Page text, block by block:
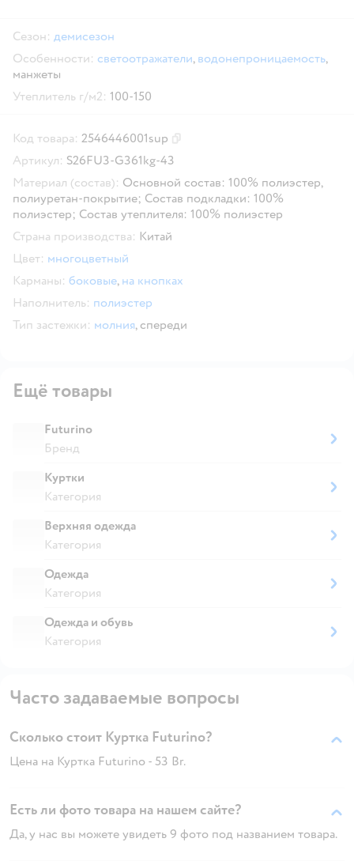
Сезон: демисезон
Особенности: светоотражатели, водонепроницаемость,
манжеты
Утеплитель г/м2: 100-150
Код товара: 2546446001sup
Артикул: S26FU3-G361kg-43
Материал (состав): Основной состав: 100% полиэстер,
полиуретан-покрытие; Состав подкладки: 100%
полиэстер; Состав утеплителя: 100% полиэстер
Страна производства: Китай
Цвет: многоцветный
Карманы: боковые, на кнопках
Наполнитель: полиэстер
Тип застежки: молния, спереди
Ещё товары
Futurino
Бренд
Куртки
Категория
Верхняя одежда
Категория
Одежда
Категория
Одежда и обувь
Категория
Часто задаваемые вопросы
Сколько стоит Куртка Futurino?
Цена на Куртка Futurino - 53 Br.
Есть ли фото товара на нашем сайте?
Да, у нас вы можете увидеть 9 фото под названием товара.